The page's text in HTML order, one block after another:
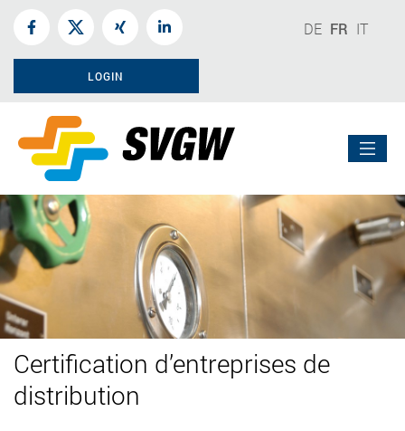
DE FR IT
LOGIN
Certification d’entreprises de
distribution